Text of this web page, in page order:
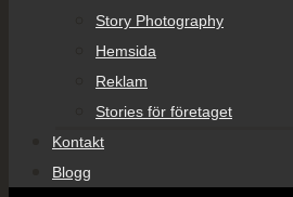
Story Photography
Hemsida
Reklam
Stories för företaget
Kontakt
Blogg